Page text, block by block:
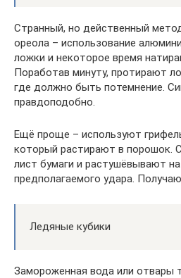
Странный, но действенный
ореола – использование
ложки и некоторое время
Поработав минуту, протирают
где должно быть потемнение.
правдоподобно.
Ещё проще – используют
который растирают в порошок.
лист бумаги и растушёвывают
предполагаемого удара.
Ледяные кубики
Замороженная вода или отвары